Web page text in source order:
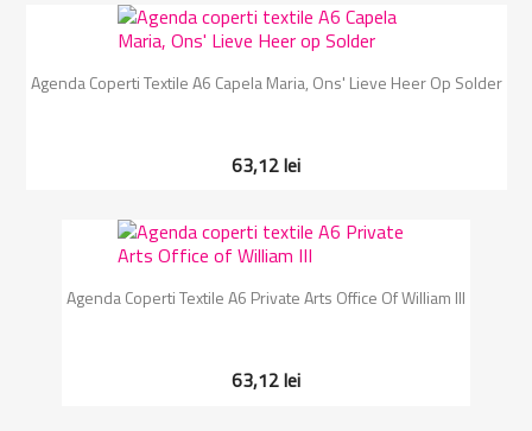
Agenda Coperti Textile A6 Capela Maria, Ons' Lieve Heer Op Solder
63,12 lei
Agenda Coperti Textile A6 Private Arts Office Of William III
63,12 lei